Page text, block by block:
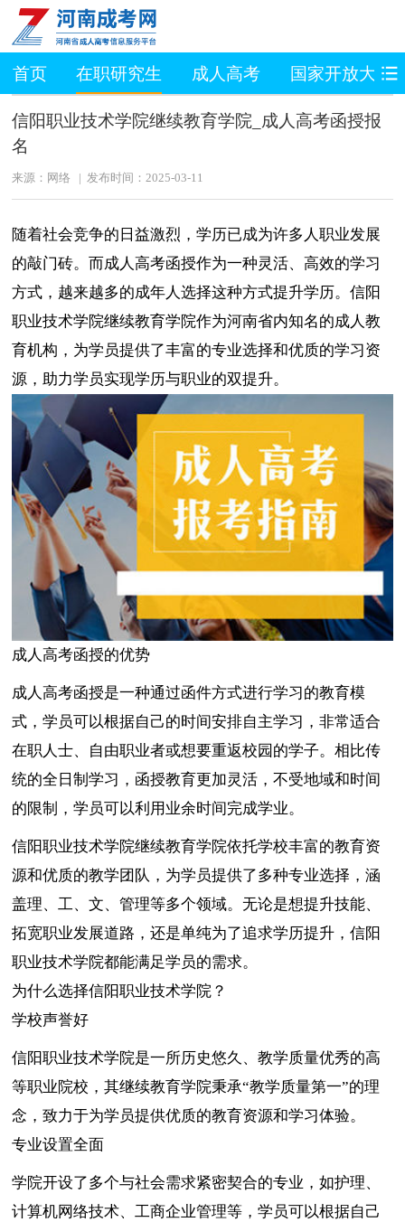
首页 在职研究生 成人高考 国家开放大学
信阳职业技术学院继续教育学院_成人高考函授报
名
来源：网络 | 发布时间：2025-03-11
随着社会竞争的日益激烈，学历已成为许多人职业发展
的敲门砖。而成人高考函授作为一种灵活、高效的学习
方式，越来越多的成年人选择这种方式提升学历。信阳
职业技术学院继续教育学院作为河南省内知名的成人教
育机构，为学员提供了丰富的专业选择和优质的学习资
源，助力学员实现学历与职业的双提升。
成人高考函授的优势
成人高考函授是一种通过函件方式进行学习的教育模
式，学员可以根据自己的时间安排自主学习，非常适合
在职人士、自由职业者或想要重返校园的学子。相比传
统的全日制学习，函授教育更加灵活，不受地域和时间
的限制，学员可以利用业余时间完成学业。
信阳职业技术学院继续教育学院依托学校丰富的教育资
源和优质的教学团队，为学员提供了多种专业选择，涵
盖理、工、文、管理等多个领域。无论是想提升技能、
拓宽职业发展道路，还是单纯为了追求学历提升，信阳
职业技术学院都能满足学员的需求。
为什么选择信阳职业技术学院？
学校声誉好
信阳职业技术学院是一所历史悠久、教学质量优秀的高
等职业院校，其继续教育学院秉承“教学质量第一”的理
念，致力于为学员提供优质的教育资源和学习体验。
专业设置全面
学院开设了多个与社会需求紧密契合的专业，如护理、
计算机网络技术、工商企业管理等，学员可以根据自己